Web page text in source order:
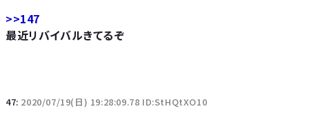
>>147
最近リバイバルきてるぞ
47: 2020/07/19(日) 19:28:09.78 ID:StHQtXO10